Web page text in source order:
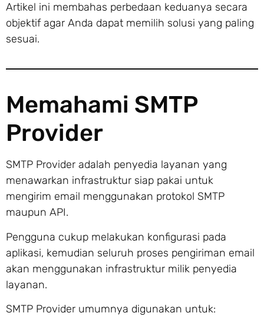
Artikel ini membahas perbedaan keduanya secara
objektif agar Anda dapat memilih solusi yang paling
sesuai.
Memahami SMTP
Provider
SMTP Provider adalah penyedia layanan yang
menawarkan infrastruktur siap pakai untuk
mengirim email menggunakan protokol SMTP
maupun API.
Pengguna cukup melakukan konfigurasi pada
aplikasi, kemudian seluruh proses pengiriman email
akan menggunakan infrastruktur milik penyedia
layanan.
SMTP Provider umumnya digunakan untuk: